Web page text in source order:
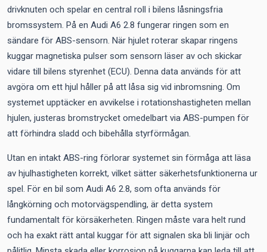
drivknuten och spelar en central roll i bilens låsningsfria
bromssystem. På en Audi A6 2.8 fungerar ringen som en
sändare för ABS-sensorn. När hjulet roterar skapar ringens
kuggar magnetiska pulser som sensorn läser av och skickar
vidare till bilens styrenhet (ECU). Denna data används för att
avgöra om ett hjul håller på att låsa sig vid inbromsning. Om
systemet upptäcker en avvikelse i rotationshastigheten mellan
hjulen, justeras bromstrycket omedelbart via ABS-pumpen för
att förhindra sladd och bibehålla styrförmågan.
Utan en intakt ABS-ring förlorar systemet sin förmåga att läsa
av hjulhastigheten korrekt, vilket sätter säkerhetsfunktionerna ur
spel. För en bil som Audi A6 2.8, som ofta används för
långkörning och motorvägspendling, är detta system
fundamentalt för körsäkerheten. Ringen måste vara helt rund
och ha exakt rätt antal kuggar för att signalen ska bli linjär och